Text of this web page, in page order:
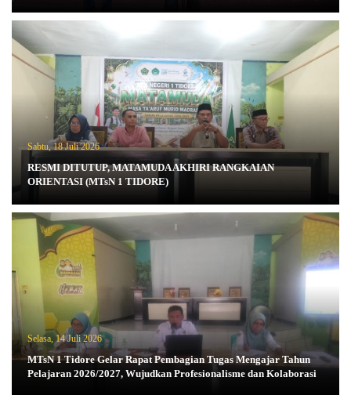
Sabtu, 18 Juli 2026
RESMI DITUTUP, MATAMUDA AKHIRI RANGKAIAN
ORIENTASI (MTsN 1 TIDORE)
Selasa, 14 Juli 2026
MTsN 1 Tidore Gelar Rapat Pembagian Tugas Mengajar Tahun
Pelajaran 2026/2027, Wujudkan Profesionalisme dan Kolaborasi